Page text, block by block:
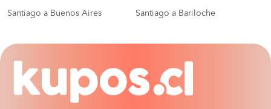
Santiago a Buenos Aires Santiago a Bariloche